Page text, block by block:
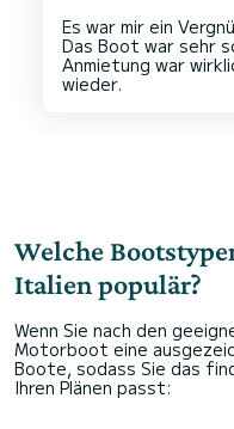
Es war mir ein
Das Boot war sehr
Anmietung war
Welche
Italien populär?
Wenn Sie nach den
Motorboot eine
Boote, sodass Sie das
Ihren Plänen passt: